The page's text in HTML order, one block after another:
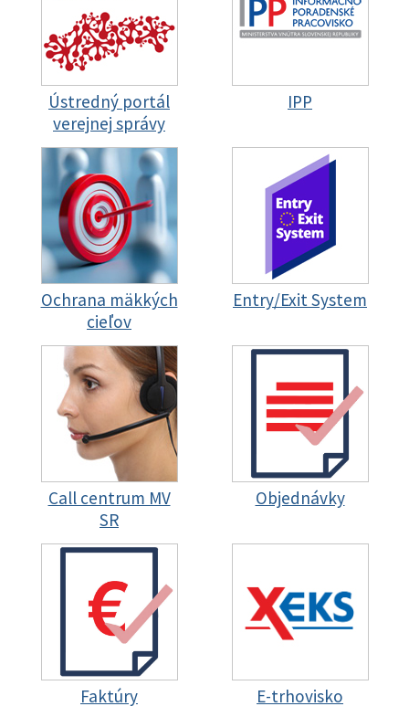
Ústredný portál
verejnej správy
IPP
Ochrana mäkkých
cieľov
Entry/Exit System
Call centrum MV
SR
Objednávky
Faktúry E-trhovisko